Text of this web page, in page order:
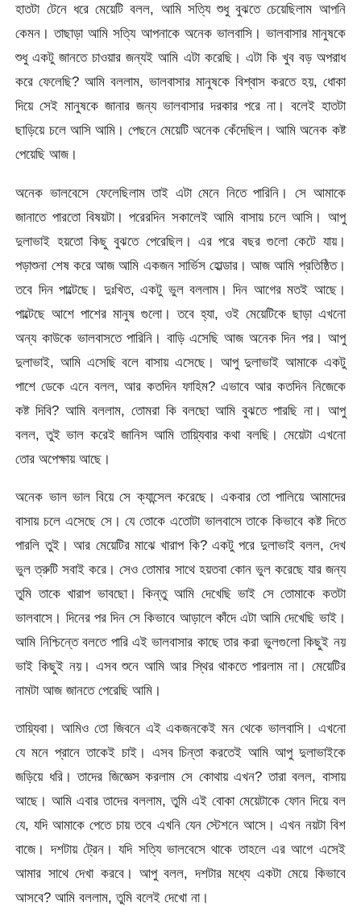
হাতটা টেনে ধরে মেয়েটি বলল, আমি সত্যি শুধু বুঝতে চেয়েছিলাম আপনি
কেমন। তাছাড়া আমি সত্যি আপনাকে অনেক ভালবাসি। ভালবাসার মানুষকে
শুধু একটু জানতে চাওয়ার জন্যই আমি এটা করেছি। এটা কি খুব বড় অপরাধ
করে ফেলেছি? আমি বললাম, ভালবাসার মানুষকে বিশ্বাস করতে হয়, ধোকা
দিয়ে সেই মানুষকে জানার জন্য ভালবাসার দরকার পরে না। বলেই হাতটা
ছাড়িয়ে চলে আসি আমি। পেছনে মেয়েটি অনেক কেঁদেছিল। আমি অনেক কষ্ট
পেয়েছি আজ।
অনেক ভালবেসে ফেলেছিলাম তাই এটা মেনে নিতে পারিনি। সে আমাকে
জানাতে পারতো বিষয়টা। পরেরদিন সকালেই আমি বাসায় চলে আসি। আপু
দুলাভাই হয়তো কিছু বুঝতে পেরেছিল। এর পরে বছর গুলো কেটে যায়।
পড়াশুনা শেষ করে আজ আমি একজন সার্ভিস হোল্ডার। আজ আমি প্রতিষ্ঠিত।
তবে দিন পাল্টেছে। দুঃখিত, একটু ভুল বললাম। দিন আগের মতই আছে।
পাল্টেছে আশে পাশের মানুষ গুলো। তবে হ্যা, ওই মেয়েটিকে ছাড়া এখনো
অন্য কাউকে ভালবাসতে পারিনি। বাড়ি এসেছি আজ অনেক দিন পর। আপু
দুলাভাই, আমি এসেছি বলে বাসায় এসেছে। আপু দুলাভাই আমাকে একটু
পাশে ডেকে এনে বলল, আর কতদিন ফাহিম? এভাবে আর কতদিন নিজেকে
কষ্ট দিবি? আমি বললাম, তোমরা কি বলছো আমি বুঝতে পারছি না। আপু
বলল, তুই ভাল করেই জানিস আমি তায়্যিবার কথা বলছি। মেয়েটা এখনো
তোর অপেক্ষায় আছে।
অনেক ভাল ভাল বিয়ে সে ক্যান্সেল করেছে। একবার তো পালিয়ে আমাদের
বাসায় চলে এসেছে সে। যে তোকে এতোটা ভালবাসে তাকে কিভাবে কষ্ট দিতে
পারলি তুই। আর মেয়েটির মাঝে খারাপ কি? একটু পরে দুলাভাই বলল, দেখ
ভুল ত্রুটি সবাই করে। সেও তোমার সাথে হয়তবা কোন ভুল করেছে যার জন্য
তুমি তাকে খারাপ ভাবছো। কিন্তু আমি দেখেছি ভাই সে তোমাকে কতটা
ভালবাসে। দিনের পর দিন সে কিভাবে আড়ালে কাঁদে এটা আমি দেখেছি ভাই।
আমি নিশ্চিন্তে বলতে পারি এই ভালবাসার কাছে তার করা ভুলগুলো কিছুই নয়
ভাই কিছুই নয়। এসব শুনে আমি আর স্থির থাকতে পারলাম না। মেয়েটির
নামটা আজ জানতে পেরেছি আমি।
তায়্যিবা। আমিও তো জিবনে এই একজনকেই মন থেকে ভালবাসি। এখনো
যে মনে প্রানে তাকেই চাই। এসব চিন্তা করতেই আমি আপু দুলাভাইকে
জড়িয়ে ধরি। তাদের জিজ্ঞেস করলাম সে কোথায় এখন? তারা বলল, বাসায়
আছে। আমি এবার তাদের বললাম, তুমি এই বোকা মেয়েটাকে ফোন দিয়ে বল
যে, যদি আমাকে পেতে চায় তবে এখনি যেন স্টেশনে আসে। এখন নয়টা বিশ
বাজে। দশটায় ট্রেন। যদি সত্যি ভালবেসে থাকে তাহলে এর আগে এসেই
আমার সাথে দেখা করবে। আপু বলল, দশটার মধ্যে একটা মেয়ে কিভাবে
আসবে? আমি বললাম, তুমি বলেই দেখো না।